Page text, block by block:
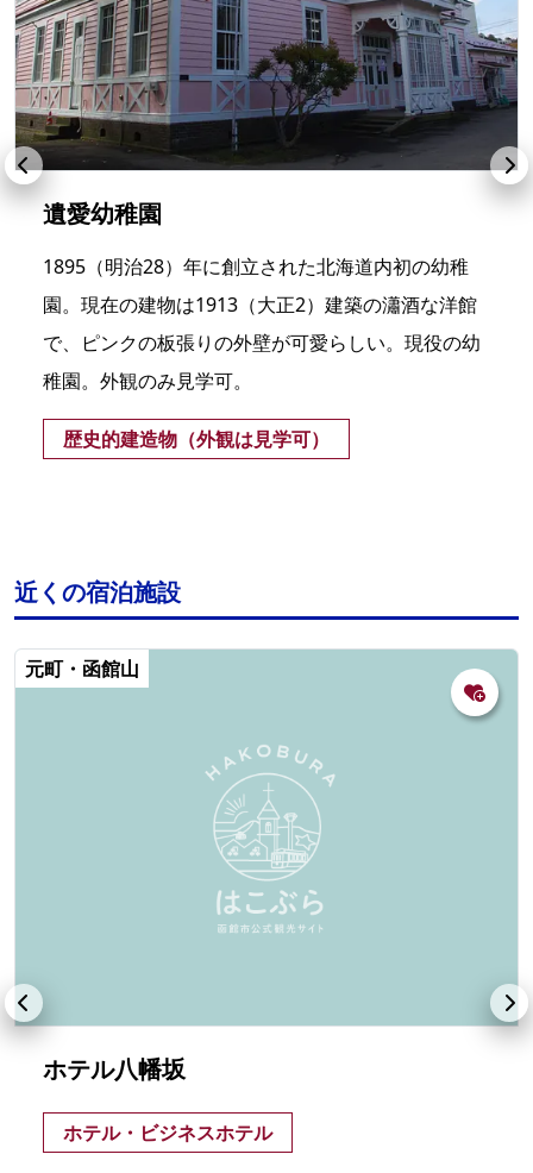
遺愛幼稚園
1895（明治28）年に創立された北海道内初の幼稚
園。現在の建物は1913（大正2）建築の瀟酒な洋館
で、ピンクの板張りの外壁が可愛らしい。現役の幼
稚園。外観のみ見学可。
歴史的建造物（外観は見学可）
近くの宿泊施設
元町・函館山
ホテル八幡坂
ホテル・ビジネスホテル